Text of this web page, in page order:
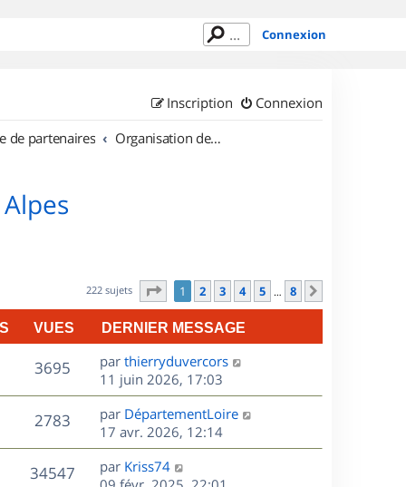
Connexion
Connexion
Inscription
de partenaires Organisation de sorties en région Rhône Alpes
222 sujets Page sur8
1 2 3 4 5 … 8
VUES DERNIER MESSAGE
3695V
u
e
s
D
e
r
n
i
e
r
par thierryduvercors
11 juin 2026, 17:03
2783V
u
D
e
r
n
par DépartementLoire
17 avr. 2026, 12:14
34547V
D
e
par Kriss74